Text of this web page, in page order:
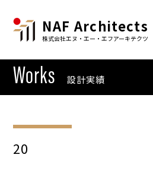
NAF Architects
株式会社エヌ・エー・エフアーキテクツ
Works 設計実績
20